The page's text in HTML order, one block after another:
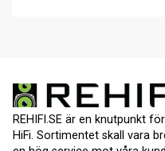
REHIFI.SE är en knutpunkt
HiFi. Sortimentet skall vara